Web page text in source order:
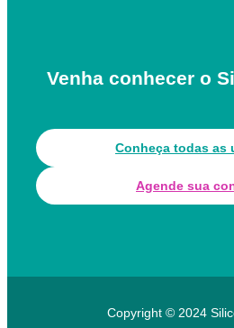
Venha conhecer o
Conheça todas as
Agende sua
Copyright © 2024